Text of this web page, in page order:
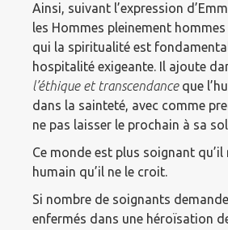
Ainsi, suivant l’expression
les Hommes pleinement
qui la spiritualité est
hospitalité exigeante. Il ajoute
l’éthique et transcendance que
dans la sainteté, avec comme
ne pas laisser le prochain à sa
Ce monde est plus soignant qu’il
humain qu’il ne le croit.
Si nombre de soignants
enfermés dans une héroïsation